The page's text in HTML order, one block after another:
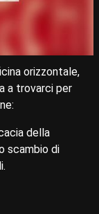
orizzontale,
a trovarci per
della
scambio di